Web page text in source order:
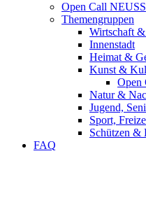
Open Call NEUSS
Themengruppen
Wirtschaft
Innenstadt
Heimat &
Kunst &
Open
Natur &
Jugend,
Sport,
Schützen &
FAQ